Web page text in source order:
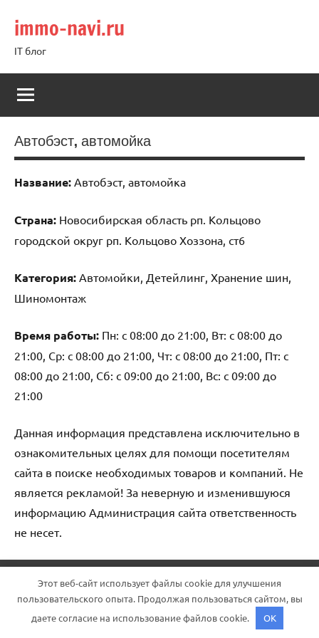
содержимому
immo-navi.ru
IT блог
Автобэст, автомойка
Название: Автобэст, автомойка
Страна: Новосибирская область рп. Кольцово
городской округ рп. Кольцово Хоззона, ст6
Категория: Автомойки, Детейлинг, Хранение шин,
Шиномонтаж
Время работы: Пн: с 08:00 до 21:00, Вт: с 08:00 до
21:00, Ср: с 08:00 до 21:00, Чт: с 08:00 до 21:00, Пт: с
08:00 до 21:00, Сб: с 09:00 до 21:00, Вс: с 09:00 до
21:00
Данная информация представлена исключительно в
ознакомительных целях для помощи посетителям
сайта в поиске необходимых товаров и компаний. Не
является рекламой! За неверную и изменившуюся
информацию Администрация сайта ответственность
не несет.
Этот веб-сайт использует файлы cookie для улучшения
пользовательского опыта. Продолжая пользоваться сайтом, вы
даете согласие на использование файлов cookie.
OK